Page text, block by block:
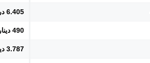
6.405 درهم
490 دينار
3.787 دينار